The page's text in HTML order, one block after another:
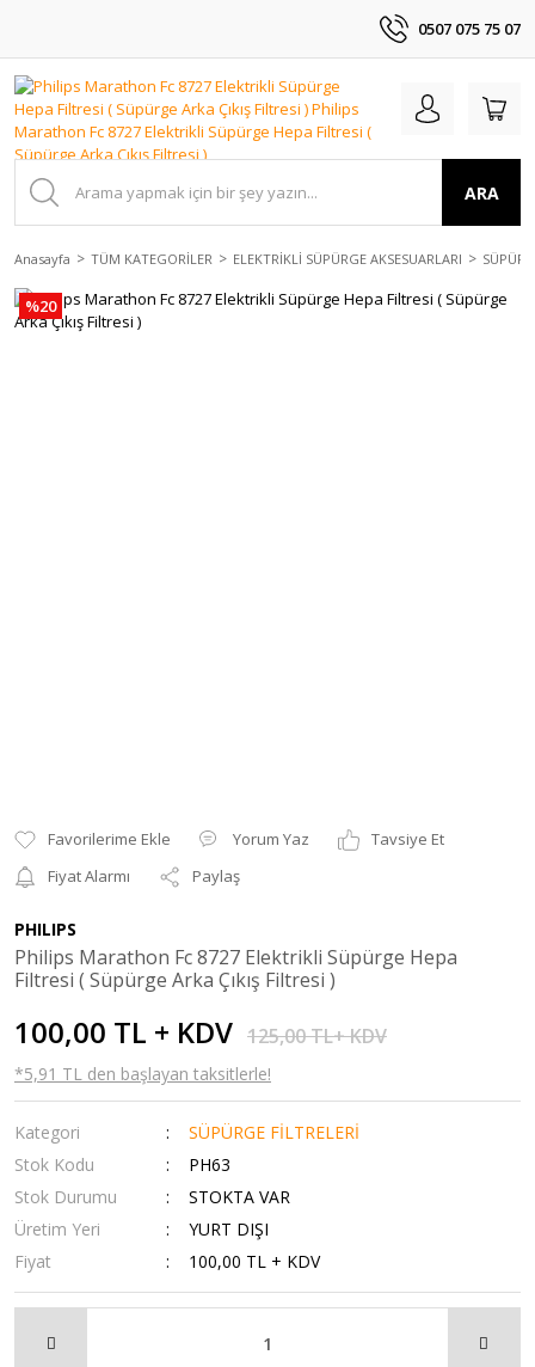
0507 075 75 07
ARA
Anasayfa TÜM KATEGORİLER ELEKTRİKLİ SÜPÜRGE AKSESUARLARI
%20
Yorum Yaz
Tavsiye Et
Fiyat Alarmı
Paylaş
PHILIPS
Philips Marathon Fc 8727 Elektrikli Süpürge Hepa
Filtresi ( Süpürge Arka Çıkış Filtresi )
100,00 TL + KDV 125,00 TL+ KDV
*5,91 TL den başlayan taksitlerle!
Kategori
SÜPÜRGE FİLTRELERİ
Stok Kodu
PH63
Stok Durumu
STOKTA VAR
Üretim Yeri
YURT DIŞI
Fiyat
100,00 TL + KDV